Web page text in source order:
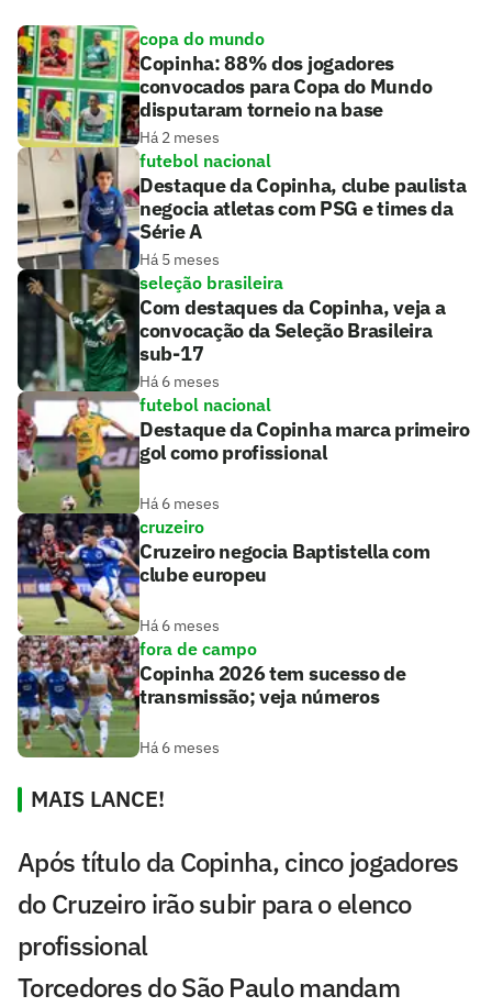
copa do mundo
Copinha: 88% dos jogadores
convocados para Copa do Mundo
disputaram torneio na base
Há 2 meses
futebol nacional
Destaque da Copinha, clube paulista
negocia atletas com PSG e times da
Série A
Há 5 meses
seleção brasileira
Com destaques da Copinha, veja a
convocação da Seleção Brasileira
sub-17
Há 6 meses
futebol nacional
Destaque da Copinha marca primeiro
gol como profissional
Há 6 meses
cruzeiro
Cruzeiro negocia Baptistella com
clube europeu
Há 6 meses
fora de campo
Copinha 2026 tem sucesso de
transmissão; veja números
Há 6 meses
MAIS LANCE!
Após título da Copinha, cinco jogadores
do Cruzeiro irão subir para o elenco
profissional
Torcedores do São Paulo mandam